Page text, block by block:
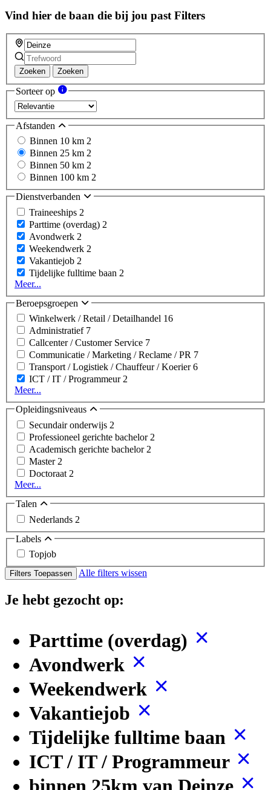
Vind hier de baan die bij jou past Filters
Zoeken Zoeken
Sorteer op
Afstanden
Binnen 10 km 2
Binnen 25 km 2
Binnen 50 km 2
Binnen 100 km 2
Dienstverbanden
Traineeships 2
Parttime (overdag) 2
Avondwerk 2
Weekendwerk 2
Vakantiejob 2
Tijdelijke fulltime baan 2
Meer...
Beroepsgroepen
Winkelwerk / Retail / Detailhandel 16
Administratief 7
Callcenter / Customer Service 7
Communicatie / Marketing / Reclame / PR 7
Transport / Logistiek / Chauffeur / Koerier6
ICT / IT / Programmeur2
Meer...
Opleidingsniveaus
Secundair onderwijs 2
Professioneel gerichte bachelor 2
Academisch gerichte bachelor 2
Master 2
Doctoraat 2
Meer...
Talen
Nederlands 2
Labels
Topjob
Filters Toepassen Alle filters wissen
Je hebt gezocht op:
Parttime (overdag)
Avondwerk
Weekendwerk
Vakantiejob
Tijdelijke fulltime baan
ICT / IT / Programmeur